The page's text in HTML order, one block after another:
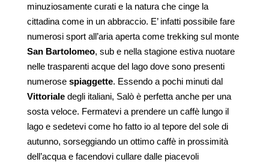
minuziosamente curati e la natura che cinge la
cittadina come in un abbraccio. E’ infatti possibile fare
numerosi sport all’aria aperta come trekking sul monte
San Bartolomeo, sub e nella stagione estiva nuotare
nelle trasparenti acque del lago dove sono presenti
numerose spiaggette. Essendo a pochi minuti dal
Vittorialedegli italiani, Salò è perfetta anche per una
sosta veloce. Fermatevi a prendere un caffè lungo il
lago e sedetevi come ho fatto io al tepore del sole di
autunno, sorseggiando un ottimo caffè in prossimità
dell’acqua e facendovi cullare dalle piacevoli